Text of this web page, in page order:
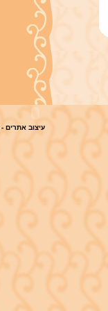
- עיצוב אתרים